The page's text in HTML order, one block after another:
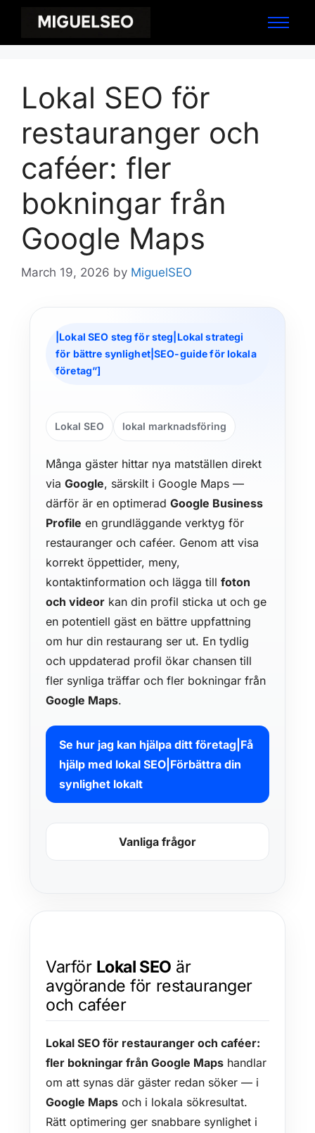
Lokal SEO för
restauranger och
caféer: fler
bokningar från
Google Maps
March 19, 2026 by MiguelSEO
|Lokal SEO steg för steg|Lokal strategi
för bättre synlighet|SEO-guide för lokala
företag”]
Lokal SEO lokal marknadsföring
Många gäster hittar nya matställen direkt
via Google, särskilt i Google Maps —
därför är en optimerad Google Business
Profile en grundläggande verktyg för
restauranger och caféer. Genom att visa
korrekt öppettider, meny,
kontaktinformation och lägga till foton
och videor kan din profil sticka ut och ge
en potentiell gäst en bättre uppfattning
om hur din restaurang ser ut. En tydlig
och uppdaterad profil ökar chansen till
fler synliga träffar och fler bokningar från
Google Maps.
Se hur jag kan hjälpa ditt företag|Få
hjälp med lokal SEO|Förbättra din
synlighet lokalt
Vanliga frågor
Varför Lokal SEO är
avgörande för restauranger
och caféer
Lokal SEO för restauranger och caféer:
fler bokningar från Google Maps handlar
om att synas där gäster redan söker — i
Google Maps och i lokala sökresultat.
Rätt optimering ger snabbare synlighet i